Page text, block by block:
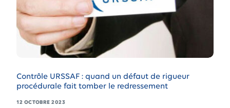
Contrôle URSSAF : quand un défaut de rigueur
procédurale fait tomber le redressement
12 OCTOBRE 2023